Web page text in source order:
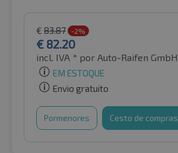
€ 83.87 -2%
€ 82.20
incl. IVA * por Auto-Raifen GmbH
EM ESTOQUE
Envio gratuito
Pormenores Cesto de compras